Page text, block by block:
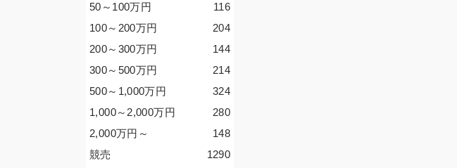
116
50～100万円
204
100～200万円
144
200～300万円
214
300～500万円
324
500～1,000万円
280
1,000～2,000万円
148
2,000万円 ～
1290
競売